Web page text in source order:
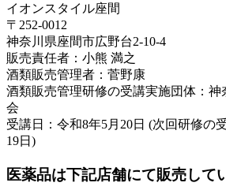
イオンスタイル座間
〒252-0012
神奈川県座間市広野台2-10-4
販売責任者：小熊 満之
酒類販売管理者：菅野康
酒類販売管理研修の受講実施団体：神
会
受講日：令和8年5月20日 (次回研修の
19日)
医薬品は下記店舗にて販売して